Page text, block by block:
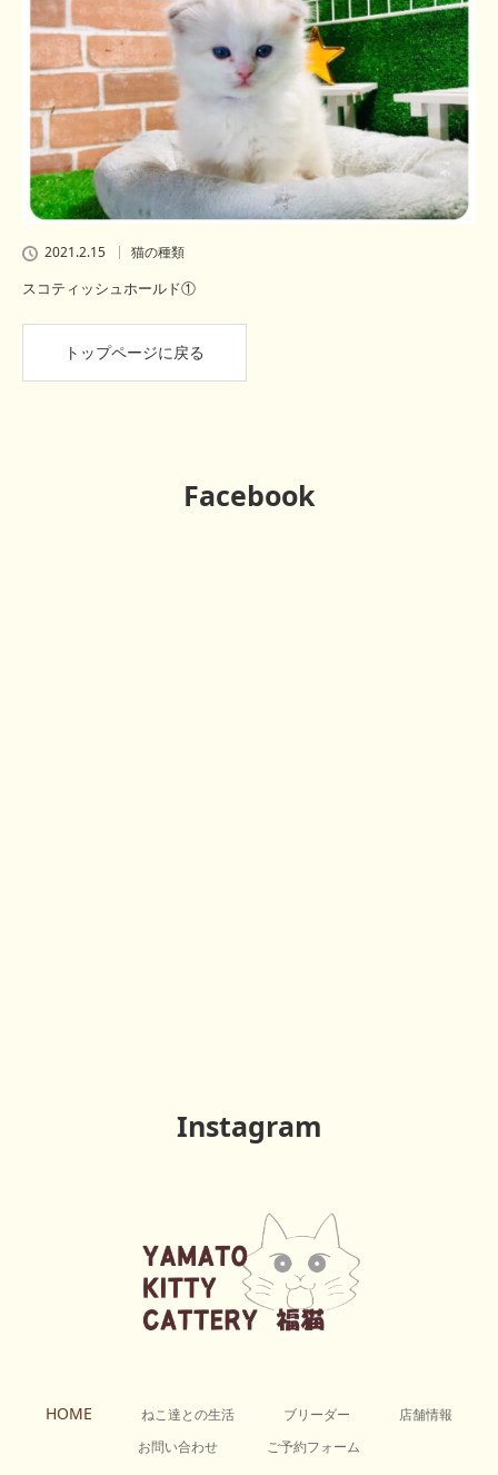
2021.2.15 猫の種類
スコティッシュホールド①
トップページに戻る
Facebook
Instagram
HOME ねこ達との生活 ブリーダー
店舗情報
お問い合わせ
ご予約フォーム